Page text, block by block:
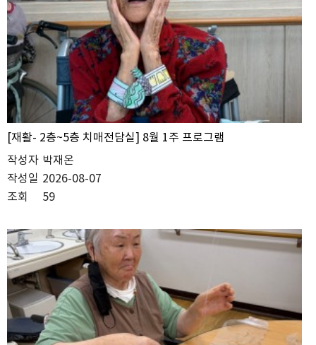
[재활- 2층~5층 치매전담실] 8월 1주 프로그램
작성자 박재온
작성일 2026-08-07
조회
59